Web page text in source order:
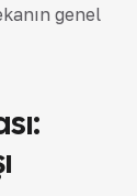
genel